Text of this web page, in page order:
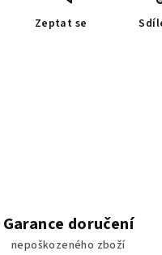
Zeptat se
Garance doručení
nepoškozeného zboží